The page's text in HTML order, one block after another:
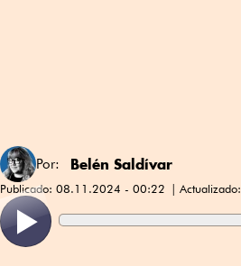
Por: Belén Saldívar
Publicado: 08.11.2024 - 00:22 Actualizado: